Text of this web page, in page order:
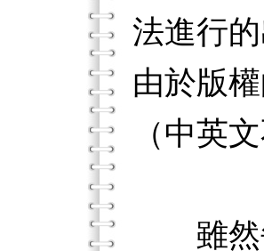
法進行
由於版
（中英
雖然每